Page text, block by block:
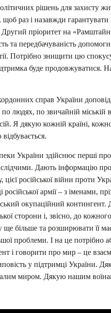
рішень для захисту
щоб раз і назавжди
Другий пріоритет на
та передбачуваність
Потрібно знищити цю
буде продовжуватися.
справ України
по людях, по звичайній
Я дякую кожній країні,
України здійснює перші
слідчими. Дають інформацію
цієї російської війни проти
армії – з іменами,
окупаційний
сторони і, звісно, до
ще більше та розширювати її
проблеми. І на це
і говорити про мир – це
у підтримці України.
миром. Дякую нашим